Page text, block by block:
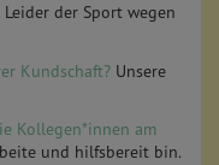
Leider der Sport wegen
Kundschaft? Unsere
Kollegen*innen am
und hilfsbereit bin.